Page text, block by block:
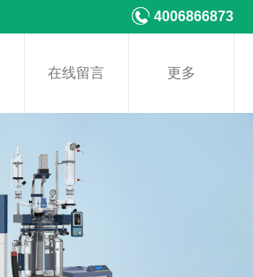
4006866873
在线留言 更多